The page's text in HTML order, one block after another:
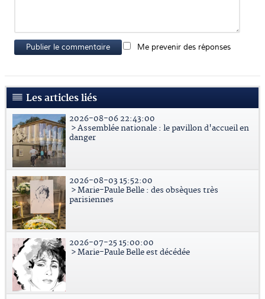
Publier le commentaire Me prevenir des réponses
Les articles liés
2026-08-06 22:43:00
> Assemblée nationale : le pavillon d'accueil en
danger
2026-08-03 15:52:00
> Marie-Paule Belle : des obsèques très
parisiennes
2026-07-25 15:00:00
> Marie-Paule Belle est décédée